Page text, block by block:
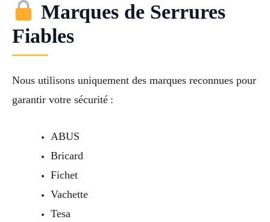
Marques de Serrures
Fiables
Nous utilisons uniquement des marques reconnues pour
garantir votre sécurité :
ABUS
Bricard
Fichet
Vachette
Tesa